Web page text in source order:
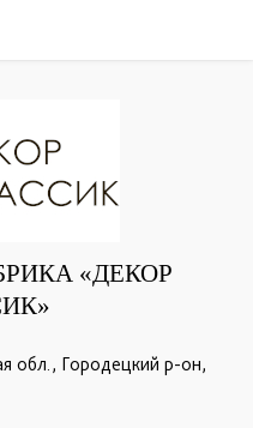
«ДЕКОР
обл., Городецкий р-он,